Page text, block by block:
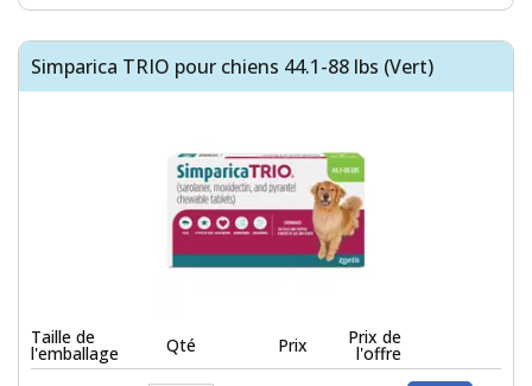
Simparica TRIO pour chiens 44.1-88 lbs (Vert)
Taille de
l'emballage Qté Prix Prix de
l'offre